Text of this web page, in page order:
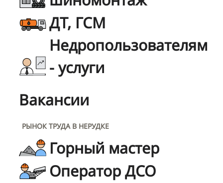
ДТ, ГСМ
Недропользователям
- услуги
Вакансии
РЫНОК ТРУДА В НЕРУДКЕ
Горный мастер
Оператор ДСО